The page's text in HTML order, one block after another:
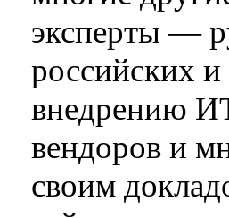
эксперты —
российских
внедрению
вендоров и
своим